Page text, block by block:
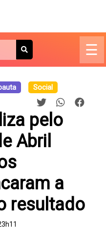
☰
Social
pelo
Abril
a
resultado